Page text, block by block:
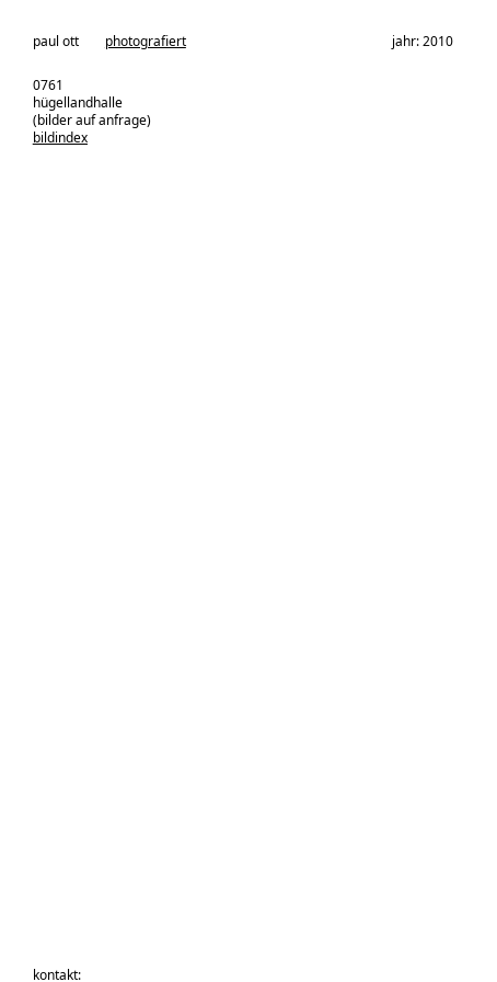
paul ott photografiert jahr: 2010
0761
hügellandhalle
(bilder auf anfrage)
bildindex
kontakt: